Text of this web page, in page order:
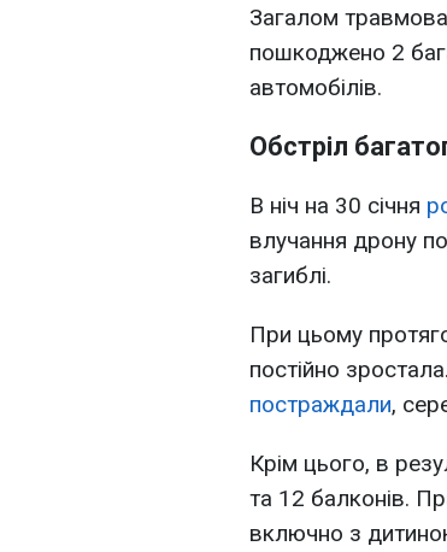
Загалом
пошкоджено 2
автомобілів.
Обстріл
В ніч на 30 січня
влучання дрону
загиблі.
При цьому
постійно
постраждали,
Крім цього, в
та 12 балконів.
включно з